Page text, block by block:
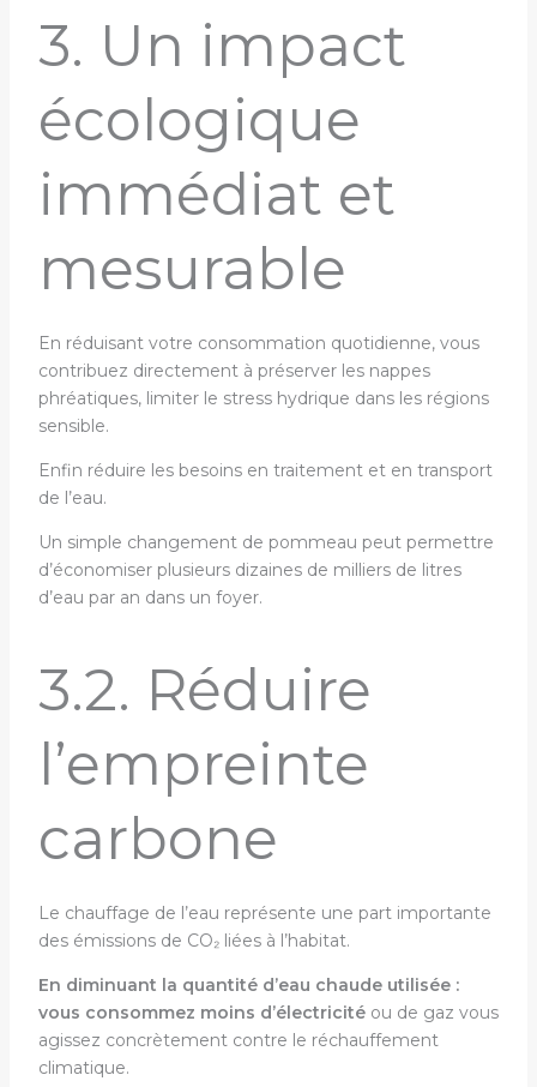
3. Un impact
écologique
immédiat et
mesurable
En réduisant votre consommation quotidienne, vous
contribuez directement à préserver les nappes
phréatiques, limiter le stress hydrique dans les régions
sensible.
Enfin réduire les besoins en traitement et en transport
de l’eau.
Un simple changement de pommeau peut permettre
d’économiser plusieurs dizaines de milliers de litres
d’eau par an dans un foyer.
3.2. Réduire
l’empreinte
carbone
Le chauffage de l’eau représente une part importante
des émissions de CO₂ liées à l’habitat.
En diminuant la quantité d’eau chaude utilisée :
vous consommez moins d’électricitéou de gaz vous
agissez concrètement contre le réchauffement
climatique.